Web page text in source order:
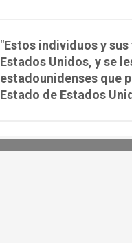
"Estos individuos y
Estados Unidos, y se
estadounidenses que
Estado de Estados